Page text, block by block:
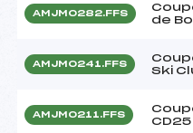
AMJM0282.FFS
de
AMJM0241.FFS
Ski
AMJM0211.FFS
CD25